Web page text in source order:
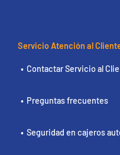
Servicio Atención al
Contactar Servicio al
Preguntas frecuentes
Seguridad en cajeros